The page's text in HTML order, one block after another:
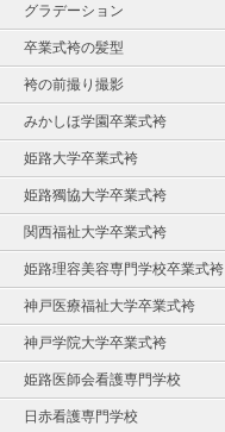
グラデーション
卒業式袴の髪型
袴の前撮り撮影
みかしほ学園卒業式袴
姫路大学卒業式袴
姫路獨協大学卒業式袴
関西福祉大学卒業式袴
姫路理容美容専門学校卒業式袴
神戸医療福祉大学卒業式袴
神戸学院大学卒業式袴
姫路医師会看護専門学校
日赤看護専門学校